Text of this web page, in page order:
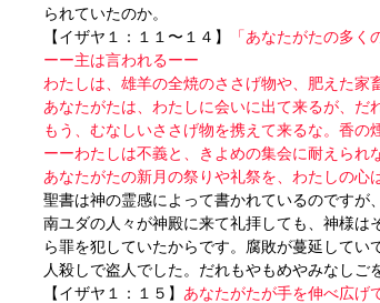
られていたのか。
【イザヤ１：１１〜１４】
「あなたがたの多く
ーー主は言われるーー
わたしは、雄羊の全焼のささげ物や、肥えた家
あなたがたは、わたしに会いに出て来るが、だ
もう、むなしいささげ物を携えて来るな。香
ーーわたしは不義と、きよめの集会に耐えられ
あなたがたの新月の祭りや礼祭を、わたしの心
聖書は神の霊感によって書かれているのですが
南ユダの人々が神殿に来て礼拝しても、神様
ら罪を犯していたからです。腐敗が蔓延して
人殺しで盗人でした。だれもやもめやみなしご
【イザヤ１：１５】 あなたがたが手を伸べ広げ